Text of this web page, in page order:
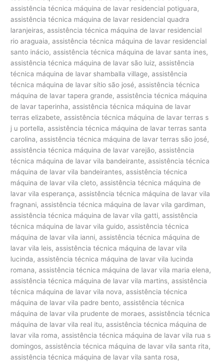
assistência técnica máquina de lavar residencial potiguara,
assistência técnica máquina de lavar residencial quadra
laranjeiras, assistência técnica máquina de lavar residencial
rio araguaia, assistência técnica máquina de lavar residencial
santo inácio, assistência técnica máquina de lavar santa ines,
assistência técnica máquina de lavar são luiz, assistência
técnica máquina de lavar shamballa village, assistência
técnica máquina de lavar sítio são josé, assistência técnica
máquina de lavar tapera grande, assistência técnica máquina
de lavar taperinha, assistência técnica máquina de lavar
terras elizabete, assistência técnica máquina de lavar terras s
j u portella, assistência técnica máquina de lavar terras santa
carolina, assistência técnica máquina de lavar terras são josé,
assistência técnica máquina de lavar varejão, assistência
técnica máquina de lavar vila bandeirante, assistência técnica
máquina de lavar vila bandeirantes, assistência técnica
máquina de lavar vila cleto, assistência técnica máquina de
lavar vila esperança, assistência técnica máquina de lavar vila
fragnani, assistência técnica máquina de lavar vila gardiman,
assistência técnica máquina de lavar vila gatti, assistência
técnica máquina de lavar vila guido, assistência técnica
máquina de lavar vila ianni, assistência técnica máquina de
lavar vila leis, assistência técnica máquina de lavar vila
lucinda, assistência técnica máquina de lavar vila lucinda
romana, assistência técnica máquina de lavar vila maria elena,
assistência técnica máquina de lavar vila martins, assistência
técnica máquina de lavar vila nova, assistência técnica
máquina de lavar vila padre bento, assistência técnica
máquina de lavar vila prudente de moraes, assistência técnica
máquina de lavar vila real itu, assistência técnica máquina de
lavar vila roma, assistência técnica máquina de lavar vila rua s
domingos, assistência técnica máquina de lavar vila santa rita,
assistência técnica máquina de lavar vila santa rosa,